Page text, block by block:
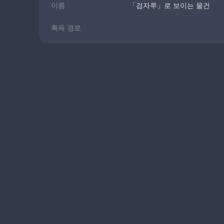
이름 「검자루」로 보이는 물건
획득 경로